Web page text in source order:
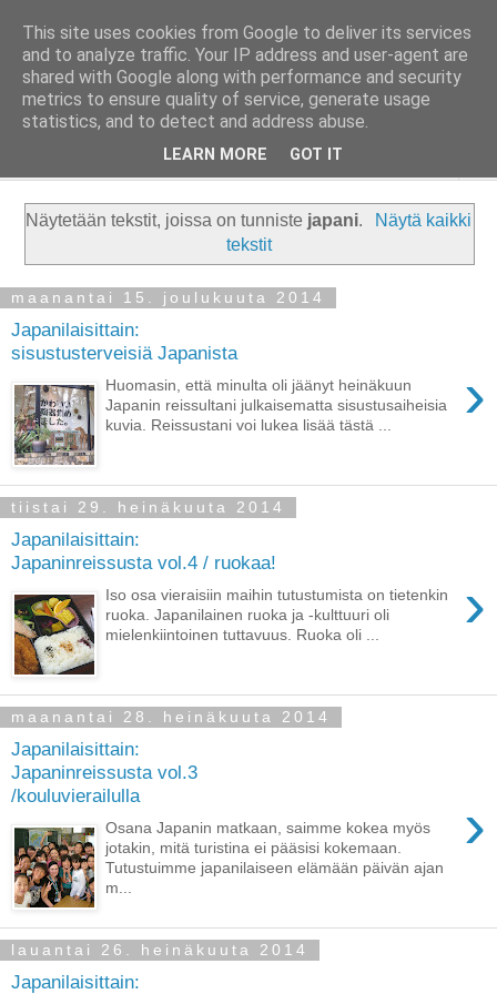
Taloja ja Toiveita
[ Sisustaa ] [ Remontoi ] [ Tuunaa ] [ Haaveilee ] [ Reissaa ]
Näytetään tekstit, joissa on tunniste japani.
Näytä kaikki
tekstit
maanantai 15. joulukuuta 2014
Japanilaisittain:
sisustusterveisiä Japanista
›
Huomasin, että minulta oli jäänyt heinäkuun
Japanin reissultani julkaisematta sisustusaiheisia
kuvia. Reissustani voi lukea lisää tästä ...
tiistai 29. heinäkuuta 2014
Japanilaisittain:
Japaninreissusta vol.4 / ruokaa!
›
Iso osa vieraisiin maihin tutustumista on tietenkin
ruoka. Japanilainen ruoka ja -kulttuuri oli
mielenkiintoinen tuttavuus. Ruoka oli ...
maanantai 28. heinäkuuta 2014
Japanilaisittain:
Japaninreissusta vol.3
/kouluvierailulla
›
Osana Japanin matkaan, saimme kokea myös
jotakin, mitä turistina ei pääsisi kokemaan.
Tutustuimme japanilaiseen elämään päivän ajan
m...
lauantai 26. heinäkuuta 2014
Japanilaisittain:
This site uses cookies from Google to deliver its services
and to analyze traffic. Your IP address and user-agent are
shared with Google along with performance and security
metrics to ensure quality of service, generate usage
statistics, and to detect and address abuse.
LEARN MORE GOT IT